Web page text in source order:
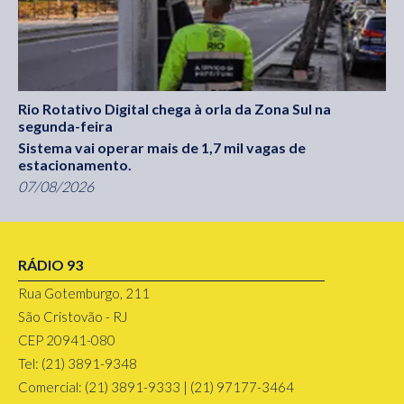
Rio Rotativo Digital chega à orla da Zona Sul na
segunda-feira
Sistema vai operar mais de 1,7 mil vagas de
estacionamento.
07/08/2026
RÁDIO 93
Rua Gotemburgo, 211
São Cristovão - RJ
CEP 20941-080
Tel: (21) 3891-9348
Comercial: (21) 3891-9333 | (21) 97177-3464